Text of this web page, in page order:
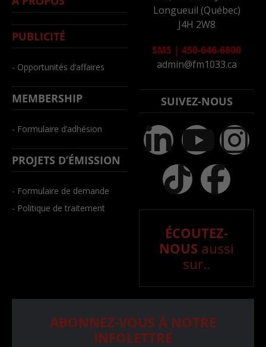
PUBLICITÉ
- Opportunités d’affaires
MEMBERSHIP
- Formulaire d’adhésion
PROJETS D’ÉMISSION
- Formulaire de demande
- Politique de traitement
Longueuil (Québec)
J4H 2W8
SMS | 450-646-6800
admin@fm1033.ca
SUIVEZ-NOUS
ÉCOUTEZ-
NOUS aussi
sur..
ABONNEZ-VOUS À NOTRE
INFOLETTRE